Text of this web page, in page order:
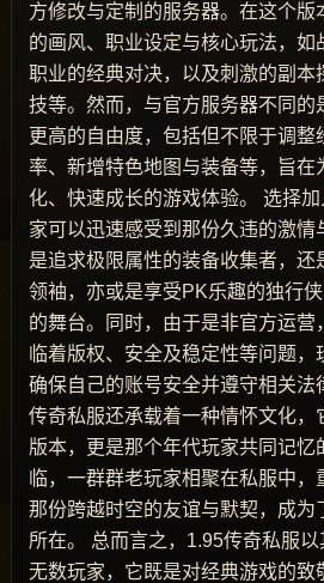
方修改与定制的服务器。在这个版
的画风、职业设定与核心玩法，如
职业的经典对决，以及刺激的副本
技等。然而，与官方服务器不同的
更高的自由度，包括但不限于调整
率、新增特色地图与装备等，旨在
化、快速成长的游戏体验。 选择
家可以迅速感受到那份久违的激情
是追求极限属性的装备收集者，还
领袖，亦或是享受PK乐趣的独行
的舞台。同时，由于是非官方运营
临着版权、安全及稳定性等问题，
确保自己的账号安全并遵守相关法
传奇私服还承载着一种情怀文化，
版本，更是那个年代玩家共同记忆
临，一群群老玩家相聚在私服中，
那份跨越时空的友谊与默契，成为
所在。 总而言之，1.95传奇私服
无数玩家，它既是对经典游戏的致